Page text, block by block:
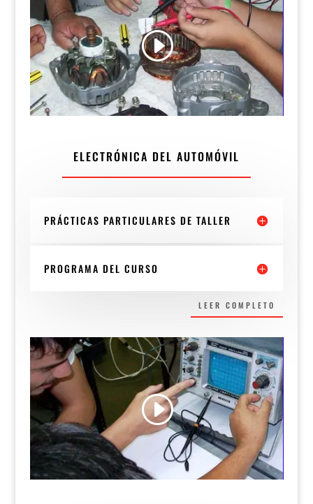
ELECTRÓNICA DEL AUTOMÓVIL
PRÁCTICAS PARTICULARES DE TALLER
PROGRAMA DEL CURSO
LEER COMPLETO